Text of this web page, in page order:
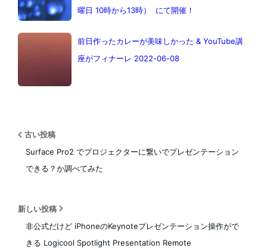
曜日 10時から13時） にて開催！
前日作ったカレーが美味しかった & YouTube講
座がフィナーレ 2022-06-08
古い投稿
Surface Pro2 でプロジェクターに繋いでプレゼンテーション
できる？か調べてみた
新しい投稿
非公式だけど iPhoneのKeynoteプレゼンテーション操作がで
きる Logicool Spotlight Presentation Remote